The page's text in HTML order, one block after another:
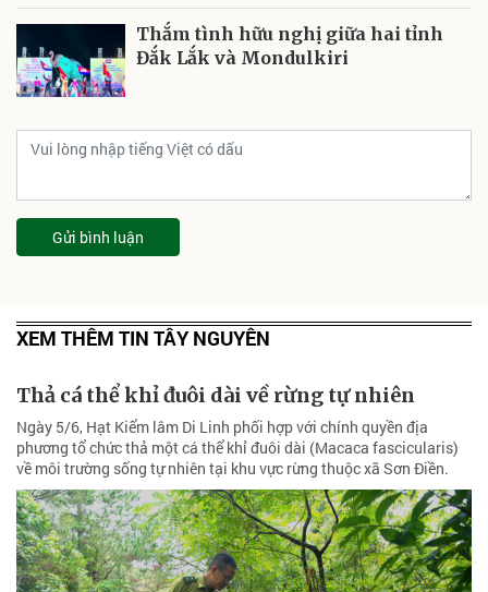
Thắm tình hữu nghị giữa hai tỉnh
Đắk Lắk và Mondulkiri
Gửi bình luận
XEM THÊM TIN TÂY NGUYÊN
Thả cá thể khỉ đuôi dài về rừng tự nhiên
Ngày 5/6, Hạt Kiểm lâm Di Linh phối hợp với chính quyền địa
phương tổ chức thả một cá thể khỉ đuôi dài (Macaca fascicularis)
về môi trường sống tự nhiên tại khu vực rừng thuộc xã Sơn Điền.